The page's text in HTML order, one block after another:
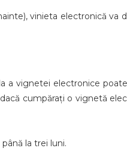
vinieta electronică va
a vignetei electronice
cumpărați o vignetă
la trei luni.